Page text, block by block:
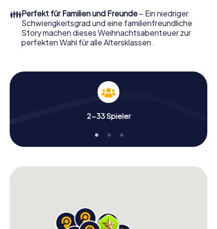
Teambuilding und eine stimmungsvolle
Weihnachtsthematik. Gönnen Sie Ihren Kollegen also
einen unvergesslichen Ausklang des Jahres und planen Sie
unser X-Mas Adventure als Programmpunkt Ihrer
👪Perfekt für Familien und Freunde – Ein niedriger
Schwierigkeitsgrad und eine familienfreundliche
Story machen dieses Weihnachtsabenteuer zur
perfekten Wahl für alle Altersklassen.
2-33 Spieler